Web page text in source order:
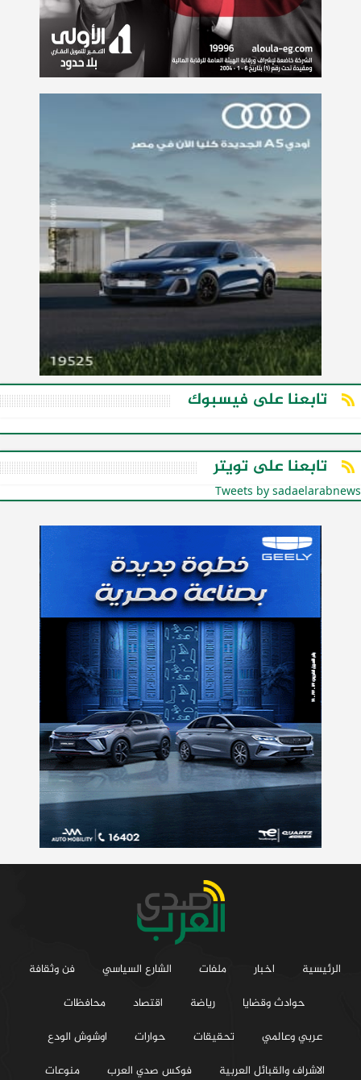
تابعنا على فيسبوك
تابعنا على تويتر
Tweets by sadaelarabnews
الرئيسية اخبار ملفات الشارع السياسي
فن وثقافة
حوادث وقضايا
رياضة اقتصاد
محافظات
عربي وعالمي
تحقيقات حوارات
اوشوش الودع
الاشراف والقبائل العربية
فوكس صدي العرب منوعات